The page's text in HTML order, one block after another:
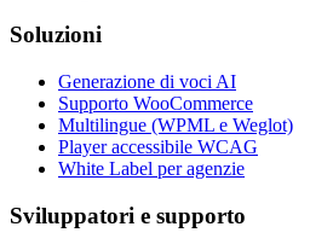
Soluzioni
Generazione di voci AI
Supporto WooCommerce
Multilingue (WPML e Weglot)
Player accessibile WCAG
White Label per agenzie
Sviluppatori e supporto